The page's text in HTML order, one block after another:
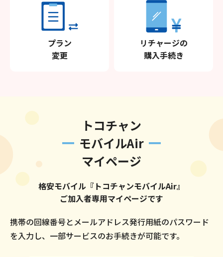
プラン
変更
リチャージの
購入手続き
トコチャン
モバイルAir
マイページ
格安モバイル『トコチャンモバイルAir』
ご加入者専用マイページです
携帯の回線番号とメールアドレス発行用紙のパスワード
を入力し、一部サービスのお手続きが可能です。